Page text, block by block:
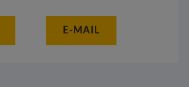
E-MAIL